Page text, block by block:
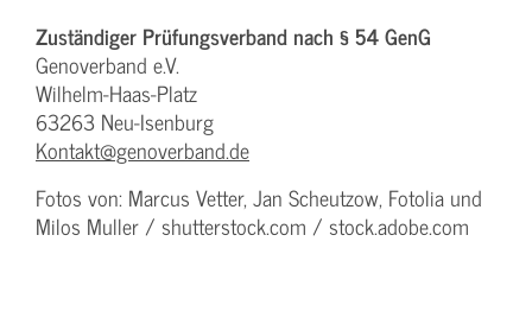
Zuständiger Prüfungsverband nach § 54 GenG
Genoverband e.V.
Wilhelm-Haas-Platz
63263 Neu-Isenburg
Kontakt@genoverband.de
Fotos von: Marcus Vetter, Jan Scheutzow, Fotolia und
Milos Muller / shutterstock.com / stock.adobe.com